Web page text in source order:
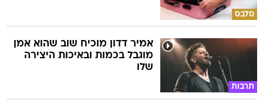
סלבס
תרבות
אמיר דדון מוכיח שוב שהוא אמן
מוגבל בכמות ובאיכות היצירה
שלו